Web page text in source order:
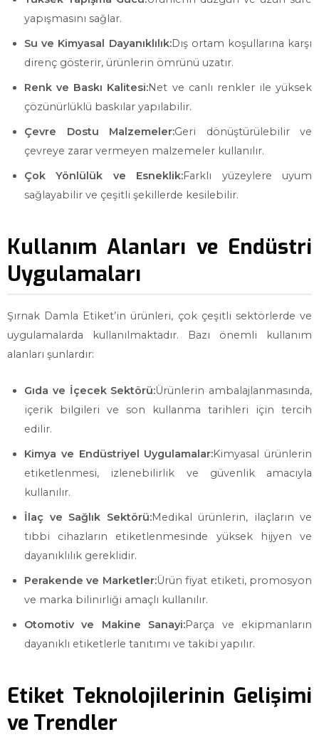
yapışmasını sağlar.
Su ve Kimyasal Dayanıklılık:Dış ortam koşullarına karşı
direnç gösterir, ürünlerin ömrünü uzatır.
Renk ve Baskı Kalitesi:Net ve canlı renkler ile yüksek
çözünürlüklü baskılar yapılabilir.
Çevre Dostu Malzemeler:Geri dönüştürülebilir ve
çevreye zarar vermeyen malzemeler kullanılır.
Çok Yönlülük ve Esneklik:Farklı yüzeylere uyum
sağlayabilir ve çeşitli şekillerde kesilebilir.
Kullanım Alanları ve Endüstri
Uygulamaları
Şırnak Damla Etiket’in ürünleri, çok çeşitli sektörlerde ve
uygulamalarda kullanılmaktadır. Bazı önemli kullanım
alanları şunlardır:
Gıda ve İçecek Sektörü:Ürünlerin ambalajlanmasında,
içerik bilgileri ve son kullanma tarihleri için tercih
edilir.
Kimya ve Endüstriyel Uygulamalar:Kimyasal ürünlerin
etiketlenmesi, izlenebilirlik ve güvenlik amacıyla
kullanılır.
İlaç ve Sağlık Sektörü:Medikal ürünlerin, ilaçların ve
tıbbi cihazların etiketlenmesinde yüksek hijyen ve
dayanıklılık gereklidir.
Perakende ve Marketler:Ürün fiyat etiketi, promosyon
ve marka bilinirliği amaçlı kullanılır.
Otomotiv ve Makine Sanayi:Parça ve ekipmanların
dayanıklı etiketlerle tanıtımı ve takibi yapılır.
Etiket Teknolojilerinin Gelişimi
ve Trendler